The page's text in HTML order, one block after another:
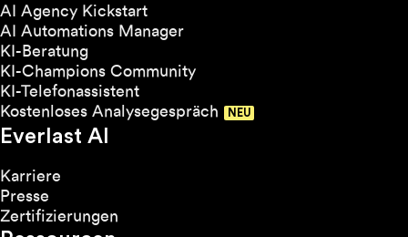
AI Agency Kickstart
AI Automations Manager
KI-Beratung
KI-Champions Community
KI-Telefonassistent
Kostenloses Analysegespräch
Everlast AI
Karriere
Presse
Zertifizierungen